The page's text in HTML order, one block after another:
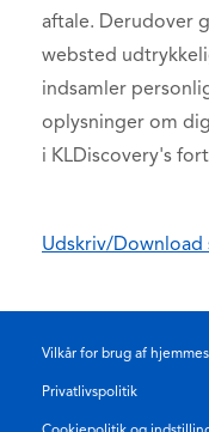
aftale. Derudover
websted
indsamler
oplysninger om
i KLDiscovery's
Udskriv/Download
Vilkår for brug af
Privatlivspolitik